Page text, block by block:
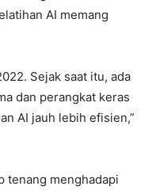
AI memang
Sejak saat itu, ada
dan perangkat keras
AI jauh lebih efisien,”
tenang menghadapi